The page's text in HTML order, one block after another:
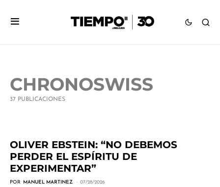
CHRONOSWISS
37 PUBLICACIONES
OLIVER EBSTEIN: “NO DEBEMOS
PERDER EL ESPÍRITU DE
EXPERIMENTAR”
POR MANUEL MARTINEZ 07/28/2026